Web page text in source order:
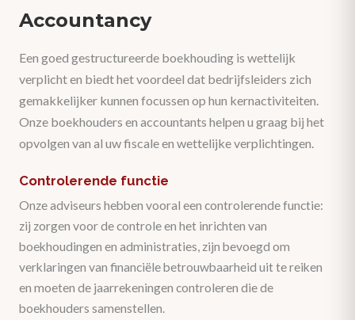
Accountancy
Een goed gestructureerde boekhouding is wettelijk
verplicht en biedt het voordeel dat bedrijfsleiders zich
gemakkelijker kunnen focussen op hun kernactiviteiten.
Onze boekhouders en accountants helpen u graag bij het
opvolgen van al uw fiscale en wettelijke verplichtingen.
Controlerende functie
Onze adviseurs hebben vooral een controlerende functie:
zij zorgen voor de controle en het inrichten van
boekhoudingen en administraties, zijn bevoegd om
verklaringen van financiële betrouwbaarheid uit te reiken
en moeten de jaarrekeningen controleren die de
boekhouders samenstellen.